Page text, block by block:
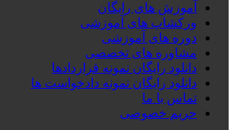
آموزش های رایگان
ورکشاپ های آموزشی
دوره های آموزشی
مشاوره های تخصصی
دانلود رایگان نمونه قراردادها
دانلود رایگان نمونه دادخواست ها
تماس با ما
حریم خصوصی